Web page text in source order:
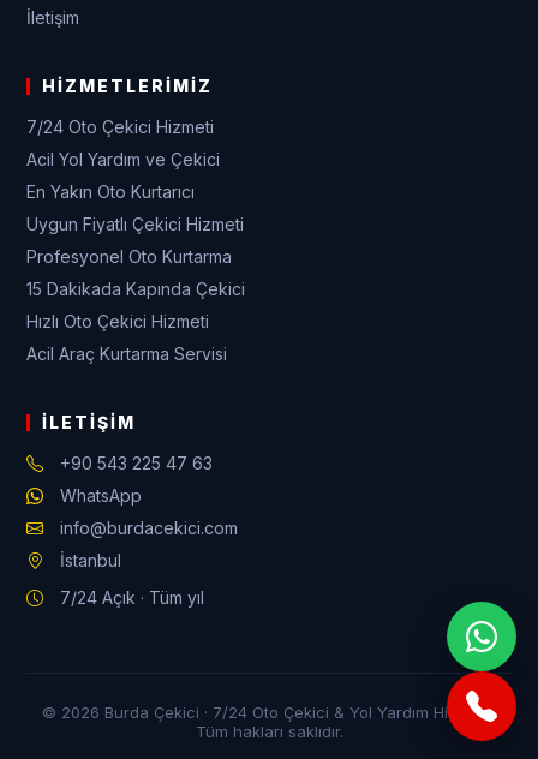
İletişim
HIZMETLERIMIZ
7/24 Oto Çekici Hizmeti
Acil Yol Yardım ve Çekici
En Yakın Oto Kurtarıcı
Uygun Fiyatlı Çekici Hizmeti
Profesyonel Oto Kurtarma
15 Dakikada Kapında Çekici
Hızlı Oto Çekici Hizmeti
Acil Araç Kurtarma Servisi
İLETIŞIM
+90 543 225 47 63
WhatsApp
info@burdacekici.com
İstanbul
7/24 Açık · Tüm yıl
© 2026 Burda Çekici · 7/24 Oto Çekici & Yol Yardım Hizmeti ·
Tüm hakları saklıdır.